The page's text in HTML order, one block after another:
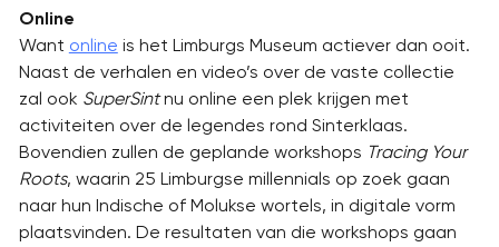
Online
Want online is het Limburgs Museum actiever dan ooit.
Naast de verhalen en video’s over de vaste collectie
zal ook SuperSintnu online een plek krijgen met
activiteiten over de legendes rond Sinterklaas.
Bovendien zullen de geplande workshops Tracing Your
Roots, waarin 25 Limburgse millennials op zoek gaan
naar hun Indische of Molukse wortels, in digitale vorm
plaatsvinden. De resultaten van die workshops gaan